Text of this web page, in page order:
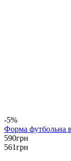
-5%
Форма футбольна
590грн
561грн